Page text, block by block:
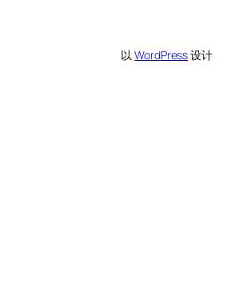
以WordPress设计